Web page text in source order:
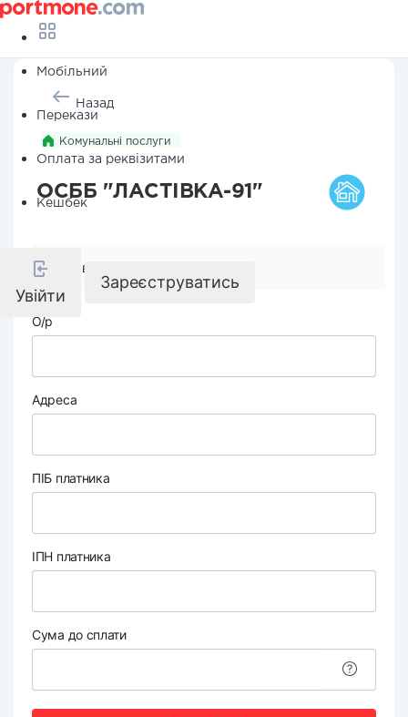
Мобільний
Перекази
Оплата за реквізитами
Кешбек
Увійти
Зареєструватись
Назад
Комунальні послуги
ОСББ "ЛАСТІВКА-91"
Реквізити компанії
О/р
Адреса
ПІБ платника
ІПН платника
Сума до сплати